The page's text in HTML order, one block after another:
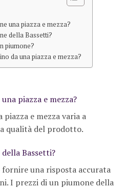
una piazza e mezza?
della Bassetti?
piumone?
da una piazza e mezza?
piazza e mezza?
e mezza varia a
qualità del prodotto.
Bassetti?
fornire una risposta accurata
I prezzi di un piumone della